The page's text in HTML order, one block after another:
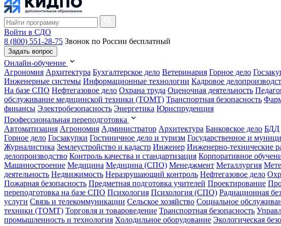
Войти в СДО
8 (800) 551-28-75 Звонок по России бесплатный
Задать вопрос
Онлайн-обучение
Агрономия Архитектура Бухгалтерское дело Ветеринария Горное дело
Инженерные системы Информационные технологии Кадровое
На базе СПО Нефтегазовое дело Охрана труда Оценочная деятельность
обслуживание медицинской техники (ТОМТ) Транспортная безопасность
финансы Электробезопасность Энергетика Юриспруденция
Профессиональная переподготовка
Автоматизация Агрономия Администратор Архитектура Банковское дело БДД
Горное дело Госзакупки Гостиничное дело и туризм Государственное и
Журналистика Землеустройство и кадастр Инженер Инженерно-технические
делопроизводство Контроль качества и стандартизация Корпоративное
Машиностроение Медицина Медицина (СПО) Менеджмент Металлургия
деятельность Недвижимость Неразрушающий контроль Нефтегазовое дело
Пожарная безопасность Предметная подготовка учителей Проектирование
переподготовка на базе СПО Психология Психология (СПО) Радиационная
услуги Связь и телекоммуникации Сельское хозяйство Социальное
техники (ТОМТ) Торговля и товароведение Транспортная безопасность
промышленность и технология Холодильное оборудование Экологическая